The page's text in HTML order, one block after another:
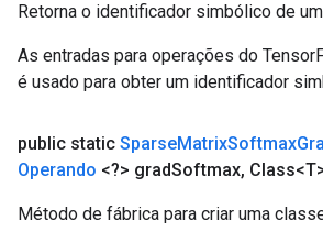
Retorna o identificador simbólico de
As entradas para operações do
é usado para obter um identificador
public static SparseMatrixSoftmax
Operando <?> gradSoftmax,
Método de fábrica para criar uma